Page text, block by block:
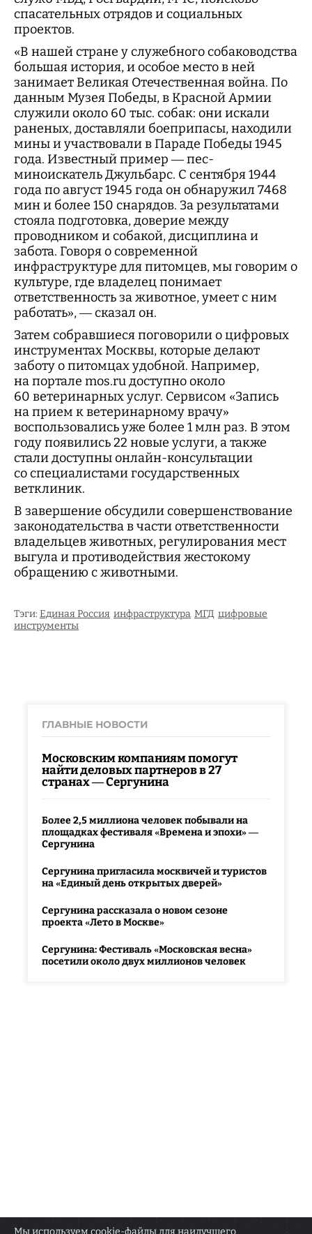
спасательных отрядов и социальных
проектов.
«В нашей стране у служебного собаководства
большая история, и особое место в ней
занимает Великая Отечественная война. По
данным Музея Победы, в Красной Армии
служили около 60 тыс. собак: они искали
раненых, доставляли боеприпасы, находили
мины и участвовали в Параде Победы 1945
года. Известный пример — пес-
миноискатель Джульбарс. С сентября 1944
года по август 1945 года он обнаружил 7468
мин и более 150 снарядов. За результатами
стояла подготовка, доверие между
проводником и собакой, дисциплина и
забота. Говоря о современной
инфраструктуре для питомцев, мы говорим о
культуре, где владелец понимает
ответственность за животное, умеет с ним
работать», — сказал он.
Затем собравшиеся поговорили о цифровых
инструментах Москвы, которые делают
заботу о питомцах удобной. Например,
на портале mos.ru доступно около
60 ветеринарных услуг. Сервисом «Запись
на прием к ветеринарному врачу»
воспользовались уже более 1 млн раз. В этом
году появились 22 новые услуги, а также
стали доступны онлайн-консультации
со специалистами государственных
ветклиник.
В завершение обсудили совершенствование
законодательства в части ответственности
владельцев животных, регулирования мест
выгула и противодействия жестокому
обращению с животными.
Тэги: Единая Россия инфраструктура МГД цифровые
инструменты
ГЛАВНЫЕ НОВОСТИ
Московским компаниям помогут
найти деловых партнеров в 27
странах — Сергунина
Более 2,5 миллиона человек побывали на
площадках фестиваля «Времена и эпохи» —
Сергунина
Сергунина пригласила москвичей и туристов
на «Единый день открытых дверей»
Сергунина рассказала о новом сезоне
проекта «Лето в Москве»
Сергунина: Фестиваль «Московская весна»
посетили около двух миллионов человек
Мы используем cookie-файлы для наилучшего